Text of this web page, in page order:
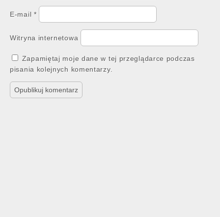
E-mail *
Witryna internetowa
Zapamiętaj moje dane w tej przeglądarce podczas
pisania kolejnych komentarzy.